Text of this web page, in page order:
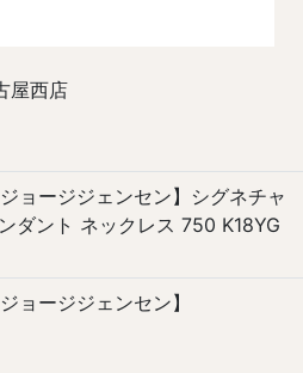
屋西店
ョージジェンセン】シグネチャ
ダント ネックレス 750 K18YG
ョージジェンセン】